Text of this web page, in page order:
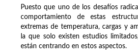
Puesto que uno de los desafíos
comportamiento de estas
extremas de temperatura, cargas y
la que solo existen estudios
están centrando en estos aspectos.